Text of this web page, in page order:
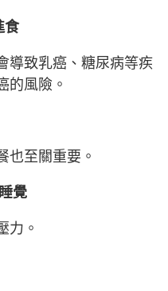
食
導致乳癌、糖尿病等疾
的風險。
也至關重要。
覺
力。